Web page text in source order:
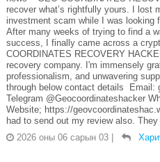
recover what’s rightfully yours. I lost
investment scam while I was looking
After many weeks of trying to find a
success, I finally came across a
COORDINATES RECOVERY
recovery company. I'm immensely
professionalism, and unwavering
through below contact details Email:
Telegram @Geocoordinateshacker
Website; https://
had to send out my review also.
2026 оны 06 сарын 03